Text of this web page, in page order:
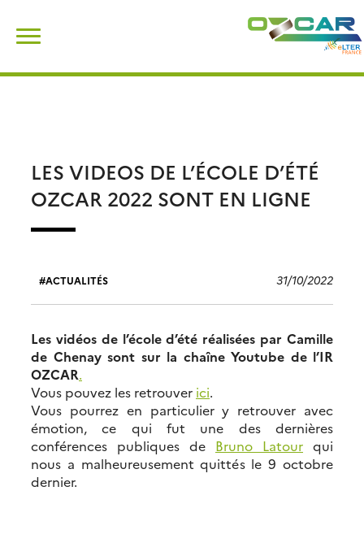
content
LES VIDEOS DE L’ÉCOLE D’ÉTÉ
OZCAR 2022 SONT EN LIGNE
ACTUALITÉS 31/10/2022
Les vidéos de l’école d’été réalisées par Camille
de Chenay sont sur la chaîne Youtube de l’IR
OZCAR.
Vous pouvez les retrouver ici.
Vous pourrez en particulier y retrouver avec
émotion, ce qui fut une des dernières
conférences publiques de Bruno Latour qui
nous a malheureusement quittés le 9 octobre
dernier.